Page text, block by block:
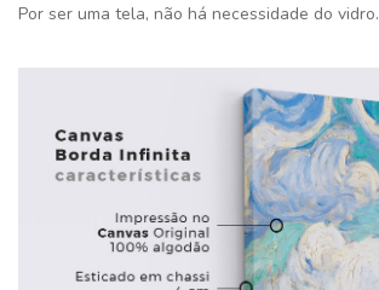
Por ser uma tela, não há necessidade do vidro.